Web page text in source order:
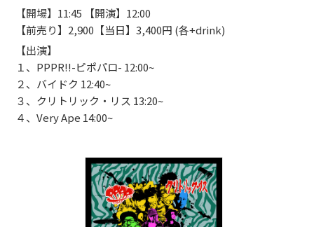
CONTACT
【開場】11:45 【開演】12:00
【前売り】2,900【当日】3,400円 (各+drink)
【出演】
１、PPPR!!-ピポパロ- 12:00~
２、バイドク 12:40~
３、クリトリック・リス 13:20~
４、Very Ape 14:00~